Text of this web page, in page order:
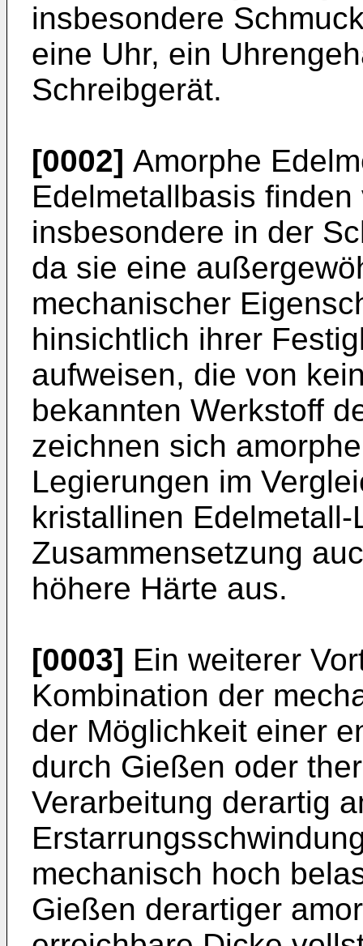
insbesondere
eine Uhr, ein
Schreibgerät.
[0002] Amorphe
Edelmetallbasis
insbesondere in der
da sie eine
mechanischer
hinsichtlich ihrer
aufweisen, die von
bekannten Werkstoff
zeichnen sich
Legierungen im
kristallinen
Zusammensetzung
höhere Härte aus.
[0003] Ein weiterer
Kombination der
der Möglichkeit einer
durch Gießen oder
Verarbeitung derartig
mechanisch hoch
Gießen derartiger